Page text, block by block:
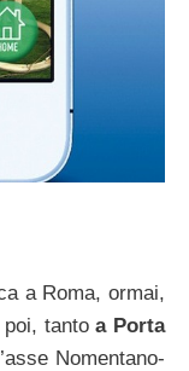
a Roma, ormai,
tantoa Porta
Nomentano-